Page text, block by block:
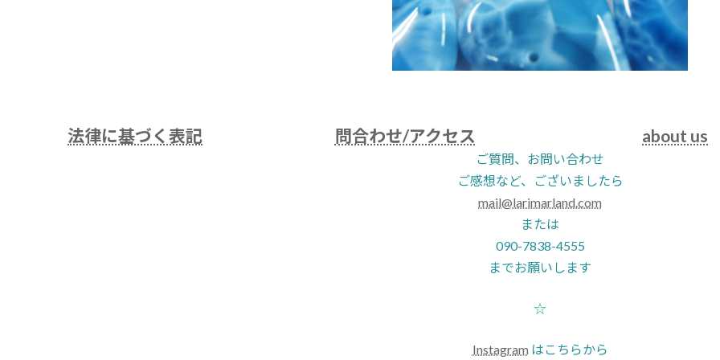
法律に基づく表記 問合わせ/アクセス about us
ご質問、お問い合わせ
ご感想など、ございましたら
mail@larimarland.com
または
090-7838-4555
までお願いします
☆
Instagram はこちらから